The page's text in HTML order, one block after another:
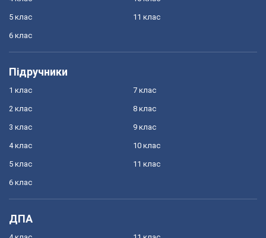
5 клас
6 клас
11 клас
Підручники
1 клас
2 клас
3 клас
4 клас
5 клас
6 клас
7 клас
8 клас
9 клас
10 клас
11 клас
ДПА